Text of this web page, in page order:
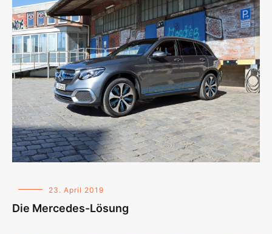
23. April 2019
Die Mercedes-Lösung